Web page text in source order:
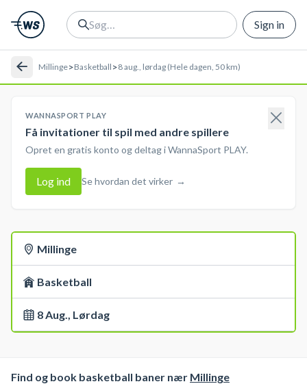
Sign in
Millinge>Basketball >8 aug., lørdag (Hele dagen, 50 km)
WANNASPORT PLAY
Få invitationer til spil med andre spillere
Opret en gratis konto og deltag i WannaSport PLAY.
Log ind Se hvordan det virker →
Millinge
Basketball
8 Aug., Lørdag
Find og book basketball baner nær Millinge